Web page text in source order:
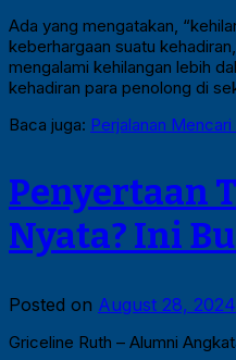
Ada yang mengatakan,
keberhargaan suatu
mengalami kehilangan lebih
kehadiran para penolong di
Baca juga: Perjalanan
Penyertaan
Nyata? Ini
Posted on August 28, 2024
Griceline Ruth – Alumni